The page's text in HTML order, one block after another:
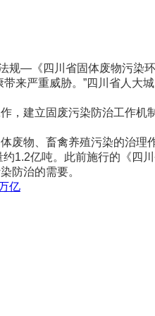
—《四川省固体废物污染环
严重威胁。”四川省人大
建立固废污染防治工作机
物、畜禽养殖污染的治理
亿吨。此前施行的《四
防治的需要。
亿